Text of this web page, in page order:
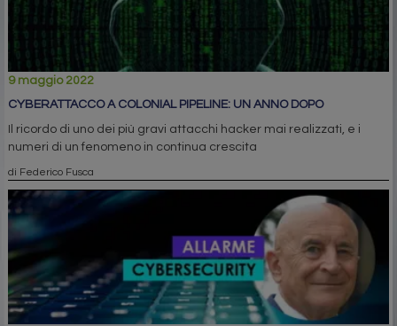
9 maggio 2022
CYBERATTACCO A COLONIAL PIPELINE: UN ANNO DOPO
Il ricordo di uno dei più gravi attacchi hacker mai realizzati, e i
numeri di un fenomeno in continua crescita
di Federico Fusca